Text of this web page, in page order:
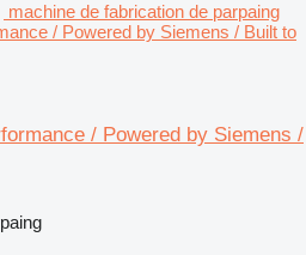
machine de fabrication de parpaing
/ Powered by Siemens / Built to
/ Powered by Siemens /